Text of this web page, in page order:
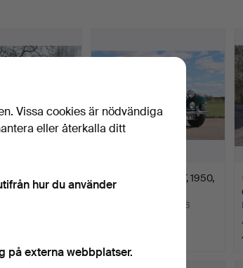
plats, se objektsbeskrivning.
endast med Brite via Mina Sidor på
CORVETTE,
USA.
MG TD, CABRIOLET, 1950,
England.
Klubbades 10 maj 2026
Vissa cookies är nödvändiga
eller återkalla ditt
hur du använder
på externa webbplatser.